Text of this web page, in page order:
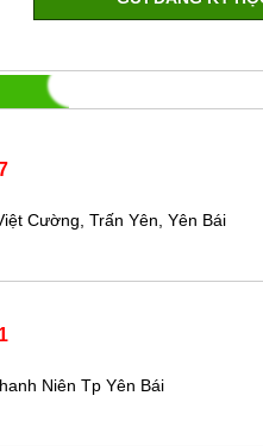
Cường, Trấn Yên, Yên Bái
Niên Tp Yên Bái